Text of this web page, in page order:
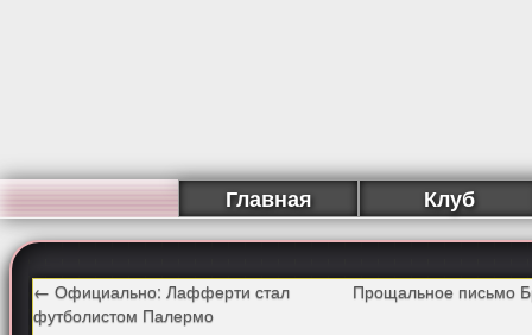
Главная Клуб
← Официально: Лафферти стал
футболистом Палермо
Прощальное письмо